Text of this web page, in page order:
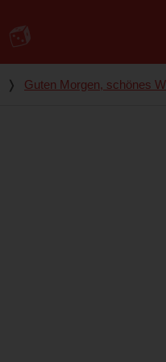
❭ Guten Morgen, schönes